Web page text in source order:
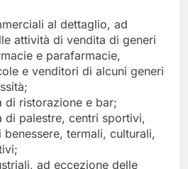
al dettaglio, ad
attività di vendita di generi
e parafarmacie,
e venditori di alcuni generi
di ristorazione e bar;
di palestre, centri sportivi,
benessere, termali, culturali,
ad eccezione delle